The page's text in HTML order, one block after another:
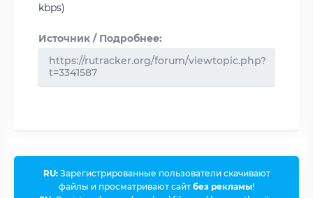
kbps)
Источник / Подробнее:
https://rutracker.org/forum/viewtopic.php?
t=3341587
RU:Зарегистрированные пользователи скачивают
файлы и просматривают сайт без рекламы!